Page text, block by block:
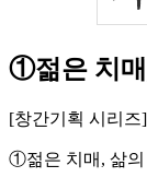
①젊은 치매
[창간기획 시리즈
①젊은 치매, 삶의